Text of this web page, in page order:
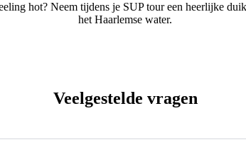
hot? Neem tijdens je SUP tour een heerlijke
het Haarlemse water.
Veelgestelde vragen